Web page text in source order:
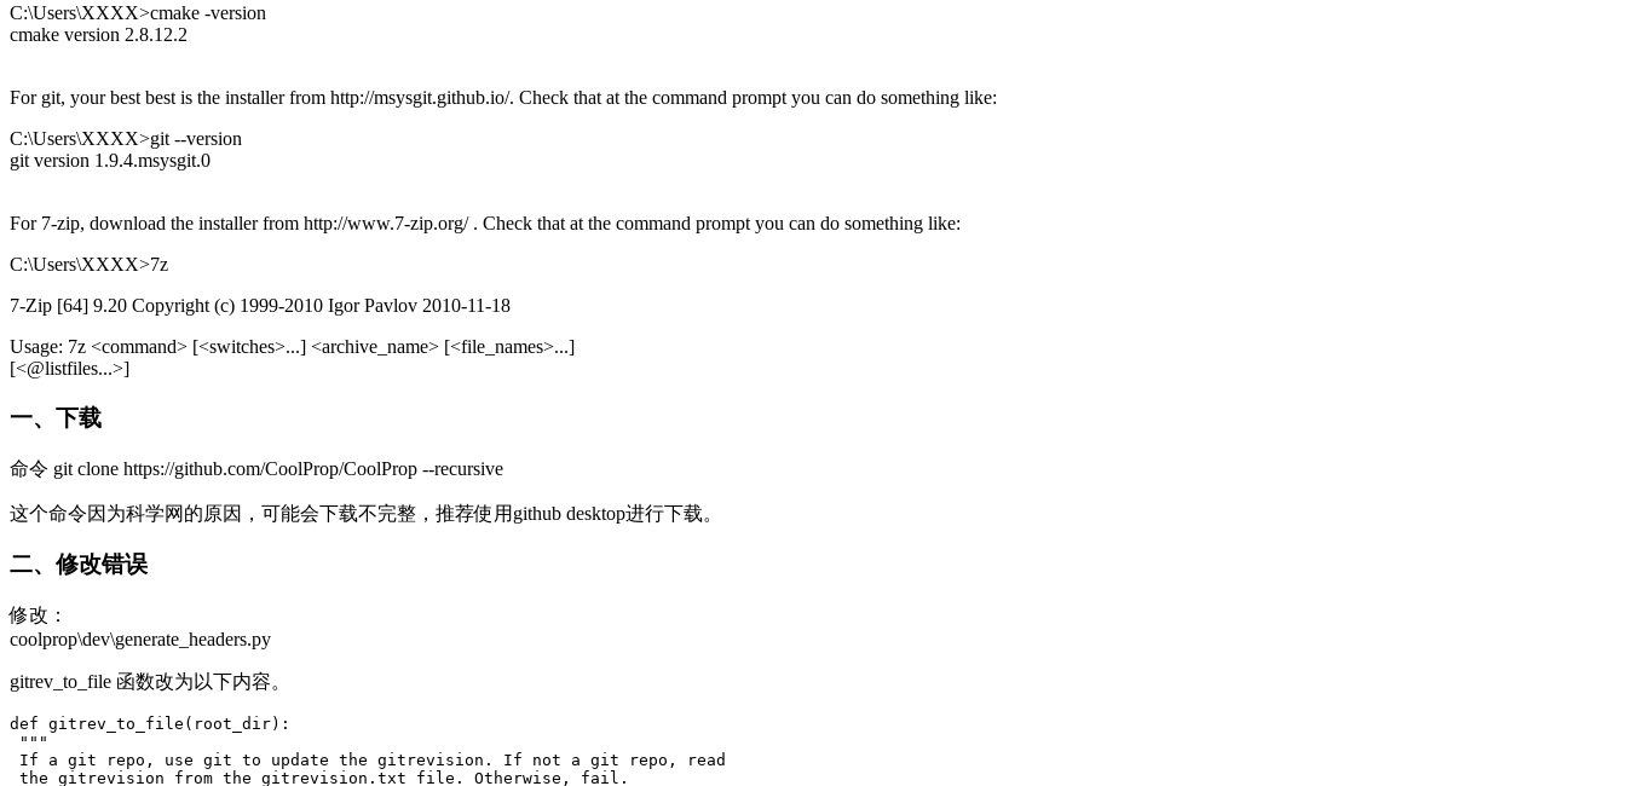
C:\Users\XXXX>cmake -version
cmake version 2.8.12.2
For git, your best best is the installer from http://msysgit.github.io/. Check that at the command prompt you can do something like:
C:\Users\XXXX>git --version
git version 1.9.4.msysgit.0
For 7-zip, download the installer from http://www.7-zip.org/ . Check that at the command prompt you can do something like:
C:\Users\XXXX>7z
7-Zip [64] 9.20 Copyright (c) 1999-2010 Igor Pavlov 2010-11-18
Usage: 7z <command> [<switches>...] <archive_name> [<file_names>...]
[<@listfiles...>]
一、下载
命令 git clone https://github.com/CoolProp/CoolProp --recursive
这个命令因为科学网的原因，可能会下载不完整，推荐使用github desktop进行下载。
二、修改错误
修改：
coolprop\dev\generate_headers.py
gitrev_to_file 函数改为以下内容。
def gitrev_to_file(root_dir):
"""
If a git repo, use git to update the gitrevision. If not a git repo, read
the gitrevision from the gitrevision.txt file. Otherwise, fail.